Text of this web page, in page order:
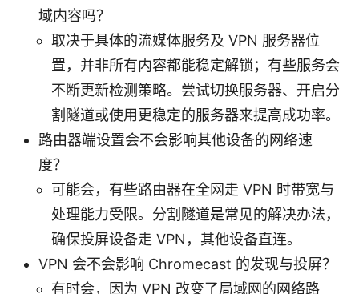
域内容吗？
取决于具体的流媒体服务及 VPN 服务器位
置，并非所有内容都能稳定解锁；有些服务会
不断更新检测策略。尝试切换服务器、开启分
割隧道或使用更稳定的服务器来提高成功率。
路由器端设置会不会影响其他设备的网络速
度？
可能会，有些路由器在全网走 VPN 时带宽与
处理能力受限。分割隧道是常见的解决办法，
确保投屏设备走 VPN，其他设备直连。
VPN 会不会影响 Chromecast 的发现与投屏？
有时会，因为 VPN 改变了局域网的网络路